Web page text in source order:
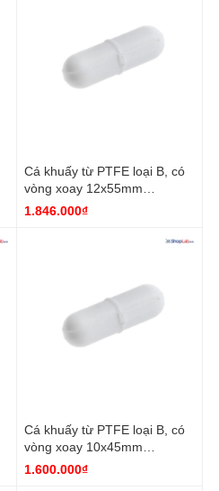
Cá khuấy từ PTFE loại B, có
vòng xoay 12x55mm
Finetech
1.846.000₫
Cá khuấy từ PTFE loại B, có
vòng xoay 10x45mm
Finetech
1.600.000₫